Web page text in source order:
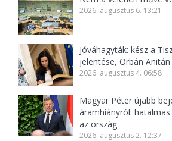
2026. augusztus 6. 13:21
Jóváhagyták: kész a
jelentése, Orbán
2026. augusztus 4. 06:58
Magyar Péter újabb
áramhiányról:
az ország
2026. augusztus 2. 12:37